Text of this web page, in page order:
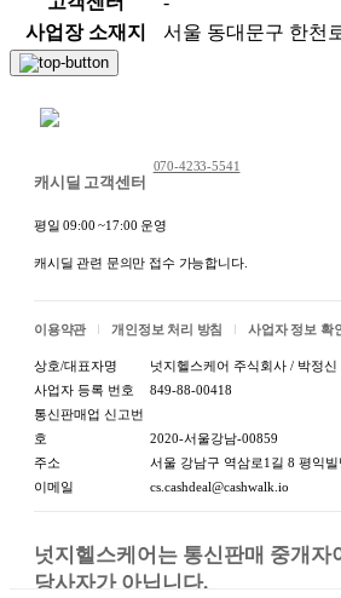
사업장 소재지
서울 동대문구 한천
캐시딜 고객센터
070-4233-5541
평일 09:00 ~17:00 운영
캐시딜 관련 문의만 접수 가능합니다.
이용약관 개인정보 처리 방침 사업자 정보 확
상호/대표자명
넛지헬스케어 주식회사 / 박정신
사업자 등록 번호
849-88-00418
통신판매업 신고번
호
2020-서울강남-00859
주소
서울 강남구 역삼로1길 8 평익
이메일
cs.cashdeal@cashwalk.io
넛지헬스케어는 통신판매 중개자
당사자가 아닙니다.